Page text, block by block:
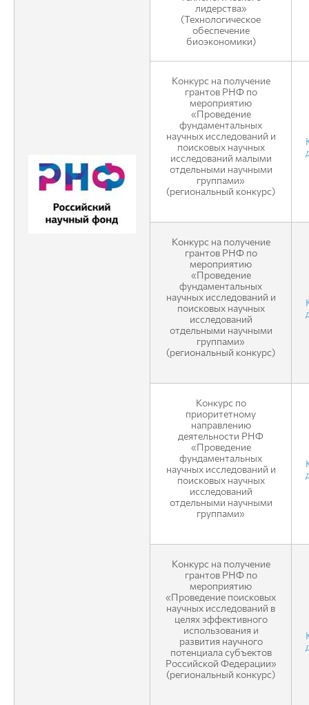
лидерства»
(Технологическое
обеспечение
биоэкономики)
Конкурс на получение
грантов РНФ по
мероприятию
«Проведение
фундаментальных
научных исследований и
поисковых научных
исследований малыми
отдельными научными
группами»
(региональный конкурс)
Конкурс на получение
грантов РНФ по
мероприятию
«Проведение
фундаментальных
научных исследований и
поисковых научных
исследований
отдельными научными
группами»
(региональный конкурс)
Конкурс по
приоритетному
направлению
деятельности РНФ
«Проведение
фундаментальных
научных исследований и
поисковых научных
исследований
отдельными научными
группами»
Конкурс на получение
грантов РНФ по
мероприятию
«Проведение поисковых
научных исследований в
целях эффективного
использования и
развития научного
потенциала субъектов
Российской Федерации»
(региональный конкурс)